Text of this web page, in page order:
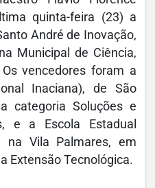
quinta-feira (23) a
André de Inovação,
Municipal de Ciência,
vencedores foram a
Inaciana), de São
categoria Soluções e
e a Escola Estadual
na Vila Palmares, em
Extensão Tecnológica.